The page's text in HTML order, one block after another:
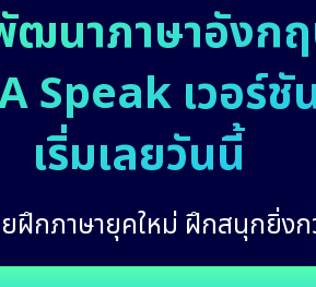
ฒนาภาษาอังก
Speak เวอร์ชั
เริ่มเลยวันนี้
ฝึกภาษายุคใหม่ ฝึกสนุกยิ่งก